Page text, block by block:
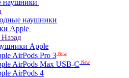
наушники
наушники
Apple
Назад
Apple
AirPods Pro 3 New
AirPods Max USB-C New
AirPods 4